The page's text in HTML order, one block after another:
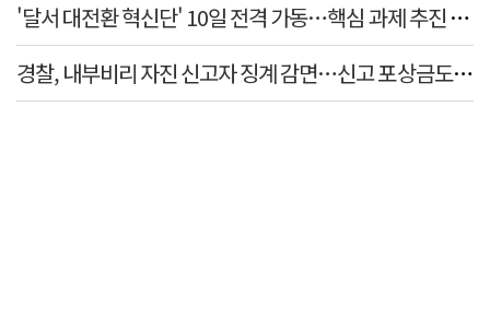
'달서 대전환 혁신단' 10일 전격 가동…핵심 과제 추진 컨
경찰, 내부비리 자진 신고자 징계 감면…신고 포상금도 확